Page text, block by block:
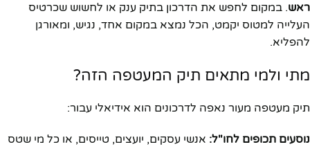
ראש. במקום לחפש את הדרכון בתיק ענק או לחשוש שכרטיס
העלייה למטוס יקמט, הכל נמצא במקום אחד, נגיש, ומאורגן
להפליא.
מתי ולמי מתאים תיק המעטפה הזה?
תיק מעטפה מעור נאפה לדרכונים הוא אידיאלי עבור:
נוסעים תכופים לחו"ל: אנשי עסקים, יועצים, טייסים, או כל מי שטס